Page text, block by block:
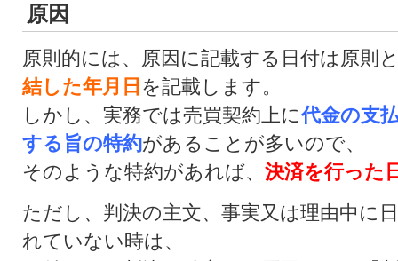
原因
原則的には、原因に記載する日付は原則
結した年月日 を記載します。
しかし、実務では売買契約上に代金の支
する旨の特約があることが多いので、
そのような特約があれば、 決済を行った
ただし、判決の主文、事実又は理由中に
れていない時は、